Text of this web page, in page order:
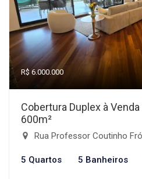
R$ 6.000.000
Cobertura Duplex à
600m²
Rua Professor Coutinho Fróis -
5 Quartos 5 Banheiros